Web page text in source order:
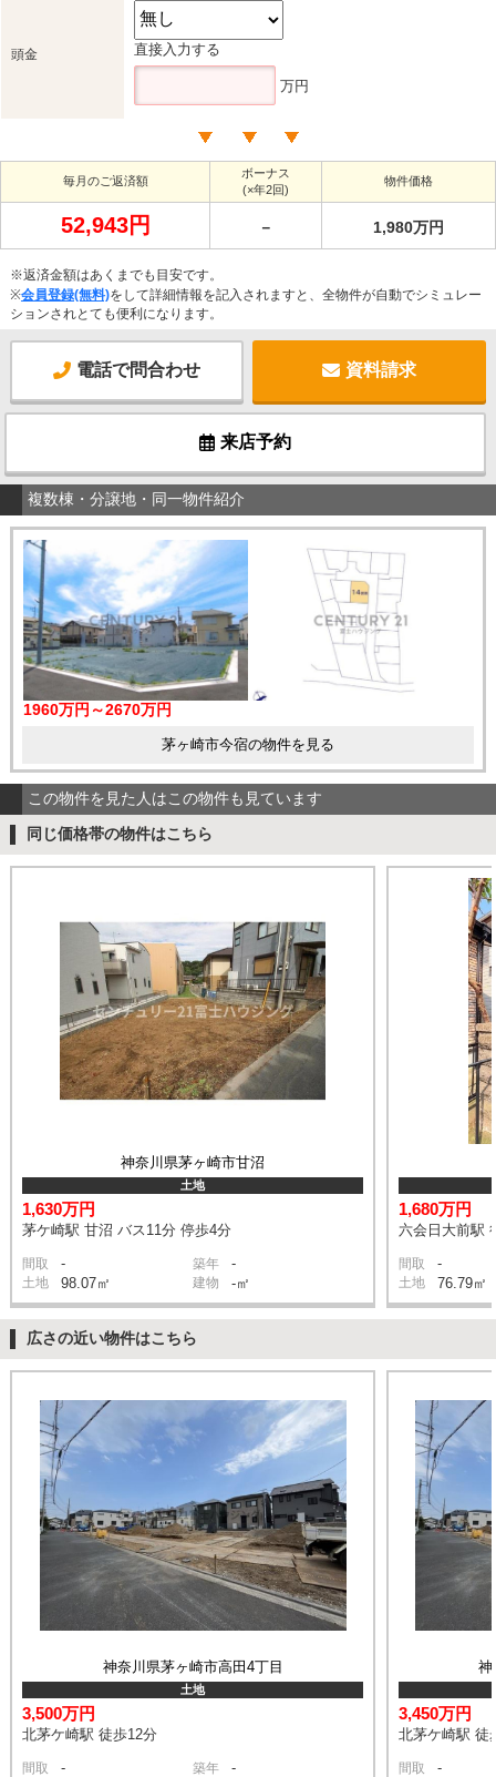
頭金 直接入力する
万円
毎月のご返済額
ボーナス
(×年2回)
物件価格
52,943円 － 1,980万円
※返済金額はあくまでも目安です。
※会員登録(無料)をして詳細情報を記入されますと、全物件が自動でシミュレー
ションされとても便利になります。
電話で問合わせ 資料請求
来店予約
複数棟・分譲地・同一物件紹介
1960万円～2670万円
茅ヶ崎市今宿の物件を見る
この物件を見た人はこの物件も見ています
同じ価格帯の物件はこちら
神奈川県茅ヶ崎市甘沼
土地
1,630万円
茅ケ崎駅 甘沼 バス11分 停歩4分
間取 - 築年 -
土地 98.07㎡ 建物 -㎡
1,680万円
六会日大前駅
間取 -
土地 76.79㎡
広さの近い物件はこちら
神奈川県茅ヶ崎市高田4丁目
土地
3,500万円
北茅ケ崎駅 徒歩12分
間取 - 築年 -
神
3,450万円
北茅ケ崎駅 徒
間取 -